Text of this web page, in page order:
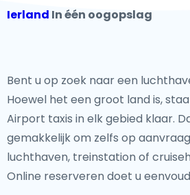
Ierland In één oogopslag
Bent u op zoek naar een
Hoewel het een groot land is,
Airport taxis in elk gebied klaar.
gemakkelijk om zelfs op
luchthaven, treinstation of
Online reserveren doet u